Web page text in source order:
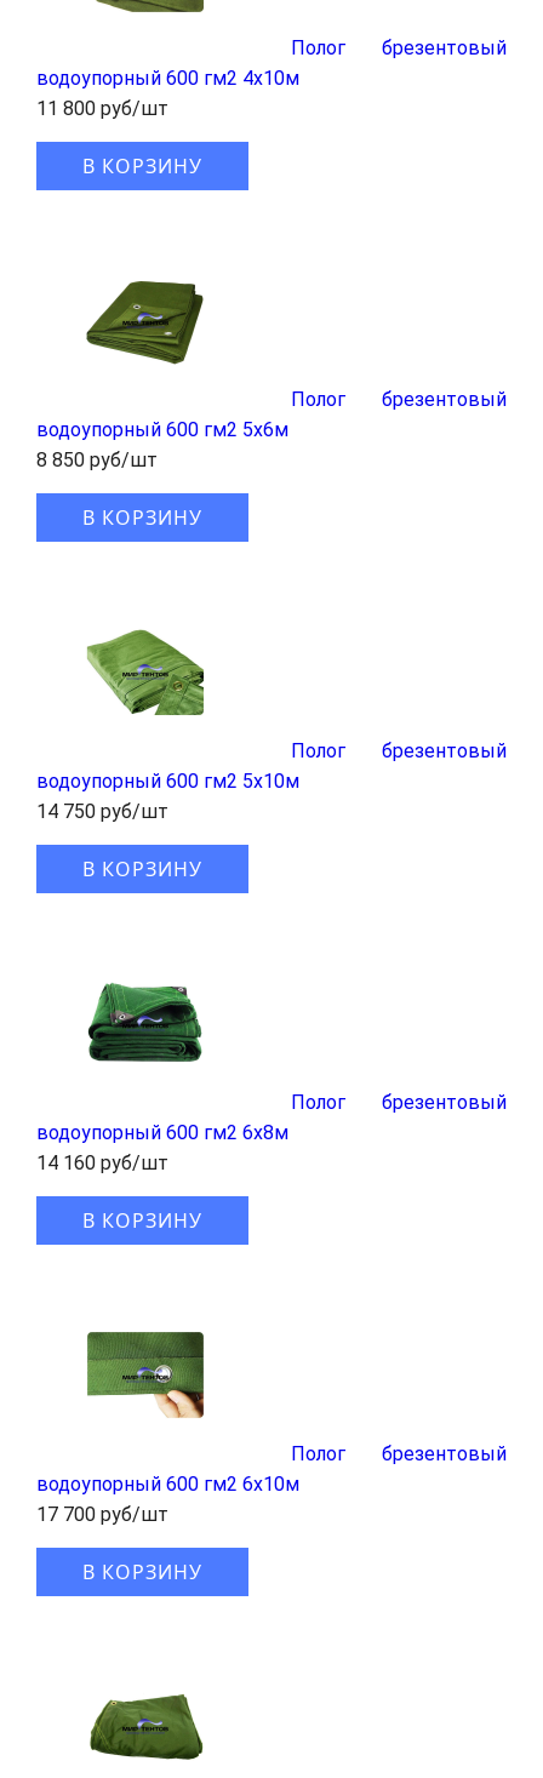
Полог брезентовый
водоупорный 600 гм2 4x10м
11 800 руб/шт
В КОРЗИНУ
Полог брезентовый
водоупорный 600 гм2 5x6м
8 850 руб/шт
В КОРЗИНУ
Полог брезентовый
водоупорный 600 гм2 5x10м
14 750 руб/шт
В КОРЗИНУ
Полог брезентовый
водоупорный 600 гм2 6x8м
14 160 руб/шт
В КОРЗИНУ
Полог брезентовый
водоупорный 600 гм2 6x10м
17 700 руб/шт
В КОРЗИНУ